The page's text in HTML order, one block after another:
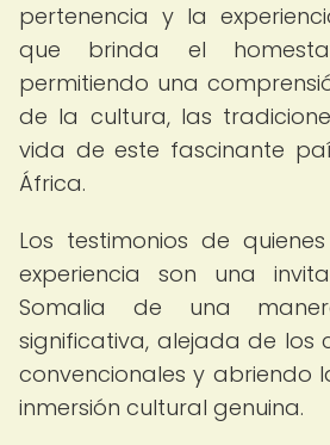
pertenencia y la
que brinda el
permitiendo una
de la cultura, las
vida de este fascinante
África.
Los testimonios de
experiencia son una
Somalia de una
significativa, alejada de los
convencionales y abriendo
inmersión cultural genuina.